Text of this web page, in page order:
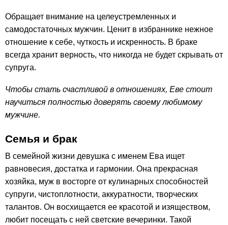
Обращает внимание на целеустремленных и
самодостаточных мужчин. Ценит в избраннике нежное
отношение к себе, чуткость и искренность. В браке
всегда хранит верность, что никогда не будет скрывать от
супруга.
Чтобы стать счастливой в отношениях, Еве стоит
научиться полностью доверять своему любимому
мужчине.
Семья и брак
В семейной жизни девушка с именем Ева ищет
равновесия, достатка и гармонии. Она прекрасная
хозяйка, муж в восторге от кулинарных способностей
супруги, чистоплотности, аккуратности, творческих
талантов. Он восхищается ее красотой и изяществом,
любит посещать с ней светские вечеринки. Такой